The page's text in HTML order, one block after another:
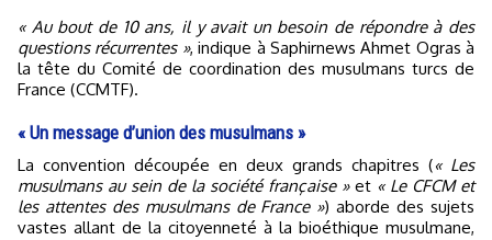
« Au bout de 10 ans, il y avait un besoin de répondre à des
questions récurrentes », indique à Saphirnews Ahmet Ogras à
la tête du Comité de coordination des musulmans turcs de
France (CCMTF).
« Un message d’union des musulmans »
La convention découpée en deux grands chapitres (« Les
musulmans au sein de la société française »et « Le CFCM et
les attentes des musulmans de France ») aborde des sujets
vastes allant de la citoyenneté à la bioéthique musulmane,